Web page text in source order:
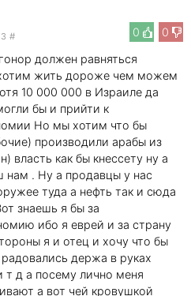
0
0
#
должен равняться
жить дороже чем можем
10 000 000 в Израиле да
бы и прийти к
Но мы хотим что бы
производили арабы из
власть как бы кнессету ну а
нам . Ну а продавцы у нас
туда а нефть так и сюда
знаешь я бы за
ибо я еврей и за страну
я и отец и хочу что бы
держа в руках
т д а посему лично меня
а вот чей кровушкой